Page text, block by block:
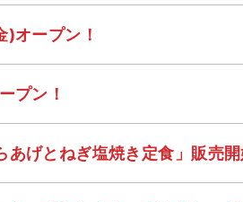
オープン！
プン！
げとねぎ塩焼き定食」販売開